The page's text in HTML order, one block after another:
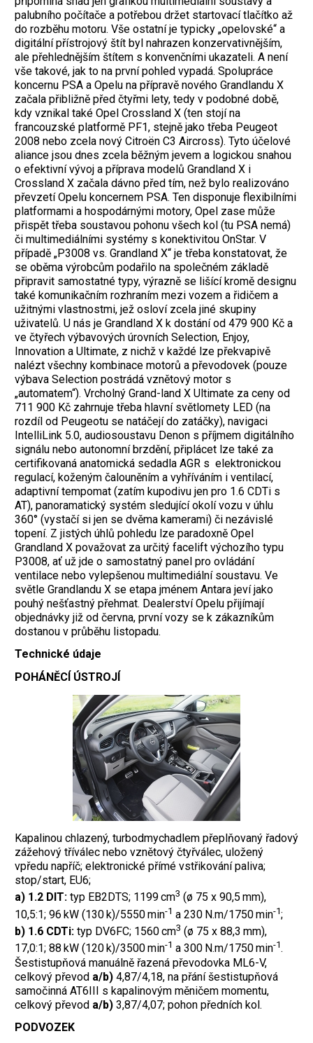
palubního počítače a potřebou držet startovací tlačítko až
do rozběhu motoru. Vše ostatní je typicky „opelovské“ a
digitální přístrojový štít byl nahrazen konzervativnějším,
ale přehlednějším štítem s konvenčními ukazateli. A není
vše takové, jak to na první pohled vypadá. Spolupráce
koncernu PSA a Opelu na přípravě nového Grandlandu X
začala přibližně před čtyřmi lety, tedy v podobné době,
kdy vznikal také Opel Crossland X (ten stojí na
francouzské platformě PF1, stejně jako třeba Peugeot
2008 nebo zcela nový Citroën C3 Aircross). Tyto účelové
aliance jsou dnes zcela běžným jevem a logickou snahou
o efektivní vývoj a příprava modelů Grandland X i
Crossland X začala dávno před tím, než bylo realizováno
převzetí Opelu koncernem PSA. Ten disponuje flexibilními
platformami a hospodárnými motory, Opel zase může
přispět třeba soustavou pohonu všech kol (tu PSA nemá)
či multimediálními systémy s konektivitou OnStar. V
případě „P3008 vs. Grandland X“ je třeba konstatovat, že
se oběma výrobcům podařilo na společném základě
připravit samostatné typy, výrazně se lišící kromě designu
také komunikačním rozhraním mezi vozem a řidičem a
užitnými vlastnostmi, jež osloví zcela jiné skupiny
uživatelů. U nás je Grandland X k dostání od 479 900 Kč a
ve čtyřech výbavových úrovních Selection, Enjoy,
Innovation a Ultimate, z nichž v každé lze překvapivě
nalézt všechny kombinace motorů a převodovek (pouze
výbava Selection postrádá vznětový motor s
„automatem“). Vrcholný Grand-land X Ultimate za ceny od
711 900 Kč zahrnuje třeba hlavní světlomety LED (na
rozdíl od Peugeotu se natáčejí do zatáčky), navigaci
IntelliLink 5.0, audiosoustavu Denon s příjmem digitálního
signálu nebo autonomní brzdění, připlácet lze také za
certifikovaná anatomická sedadla AGR s elektronickou
regulací, koženým čalouněním a vyhříváním i ventilací,
adaptivní tempomat (zatím kupodivu jen pro 1.6 CDTi s
AT), panoramatický systém sledující okolí vozu v úhlu
360° (vystačí si jen se dvěma kamerami) či nezávislé
topení. Z jistých úhlů pohledu lze paradoxně Opel
Grandland X považovat za určitý facelift výchozího typu
P3008, ať už jde o samostatný panel pro ovládání
ventilace nebo vylepšenou multimediální soustavu. Ve
světle Grandlandu X se etapa jménem Antara jeví jako
pouhý nešťastný přehmat. Dealerství Opelu přijímají
objednávky již od června, první vozy se k zákazníkům
dostanou v průběhu listopadu.
Technické údaje
POHÁNĚCÍ ÚSTROJÍ
Kapalinou chlazený, turbodmychadlem přeplňovaný řadový
zážehový tříválec nebo vznětový čtyřválec, uložený
vpředu napříč; elektronické přímé vstřikování paliva;
stop/start, EU6;
a) 1.2 DIT: typ EB2DTS; 1199 cm3 (ø 75 x 90,5 mm),
10,5:1; 96 kW (130 k)/5550 min-1 a 230 N.m/1750 min-1;
b) 1.6 CDTi: typ DV6FC; 1560 cm3 (ø 75 x 88,3 mm),
17,0:1; 88 kW (120 k)/3500 min-1 a 300 N.m/1750 min-1.
Šestistupňová manuálně řazená převodovka ML6-V,
celkový převod a/b) 4,87/4,18, na přání šestistupňová
samočinná AT6III s kapalinovým měničem momentu,
celkový převod a/b) 3,87/4,07; pohon předních kol.
PODVOZEK